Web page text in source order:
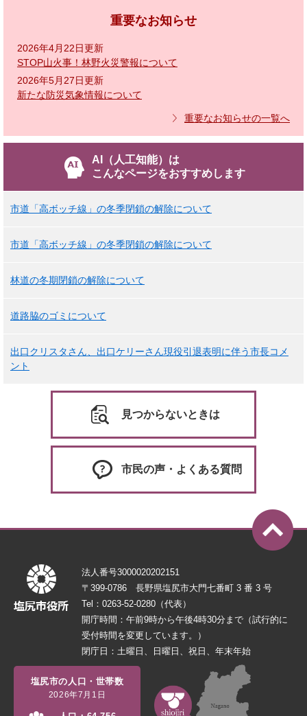
重要なお知らせ
2026年4月22日更新
STOP山火事！林野火災警報について
2026年5月27日更新
新たな防災気象情報について
重要なお知らせの一覧へ
AI（人工知能）は
こんなページをおすすめします
市道「高ボッチ線」の冬季閉鎖の解除について
市道「高ボッチ線」の冬季閉鎖の解除について
林道の冬期閉鎖の解除について
道路脇のゴミについて
出口クリスタさん、出口ケリーさん現役引退表明に伴う市長コメ
ント
見つからないときは
市民の声・よくある質問
法人番号3000020202151
〒399-0786 長野県塩尻市大門七番町 3 番 3 号
Tel：0263-52-0280（代表）
開庁時間：午前9時から午後4時30分まで（試行的に
受付時間を変更しています。）
閉庁日：土曜日、日曜日、祝日、年末年始
塩尻市の人口・世帯数
2026年7月1日